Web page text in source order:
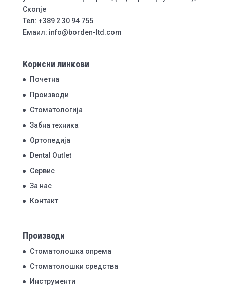
Скопје
Тел: +389 2 30 94 755
Емаил: info@borden-ltd.com
Корисни линкови
Почетна
Производи
Стоматологија
Забна техника
Ортопедија
Dental Outlet
Сервис
За нас
Контакт
Производи
Стоматолошка опрема
Стоматолошки средства
Инструменти